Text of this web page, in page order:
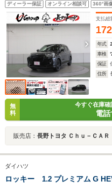
ディーラー保証 オンライン相談可 360°画
支払総
年式
車検
保証
住所
無
料
今すぐ在庫
電
販売店： 長野トヨタ Ｃｈｕ－ＣＡ
ダイハツ
ロッキー 1.2 プレミアム G